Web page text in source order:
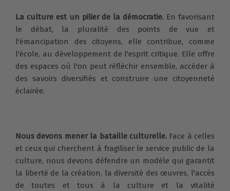
La culture est un pilier de la démocratie. En favorisant
le débat, la pluralité des points de vue et
l'émancipation des citoyens, elle contribue, comme
l'école, au développement de l'esprit critique. Elle offre
des espaces où l'on peut réfléchir ensemble, accéder à
des savoirs diversifiés et construire une citoyenneté
éclairée.
Nous devons mener la bataille culturelle.Face à celles
et ceux qui cherchent à fragiliser le service public de la
culture, nous devons défendre un modèle qui garantit
la liberté de la création, la diversité des œuvres, l'accès
de toutes et tous à la culture et la vitalité